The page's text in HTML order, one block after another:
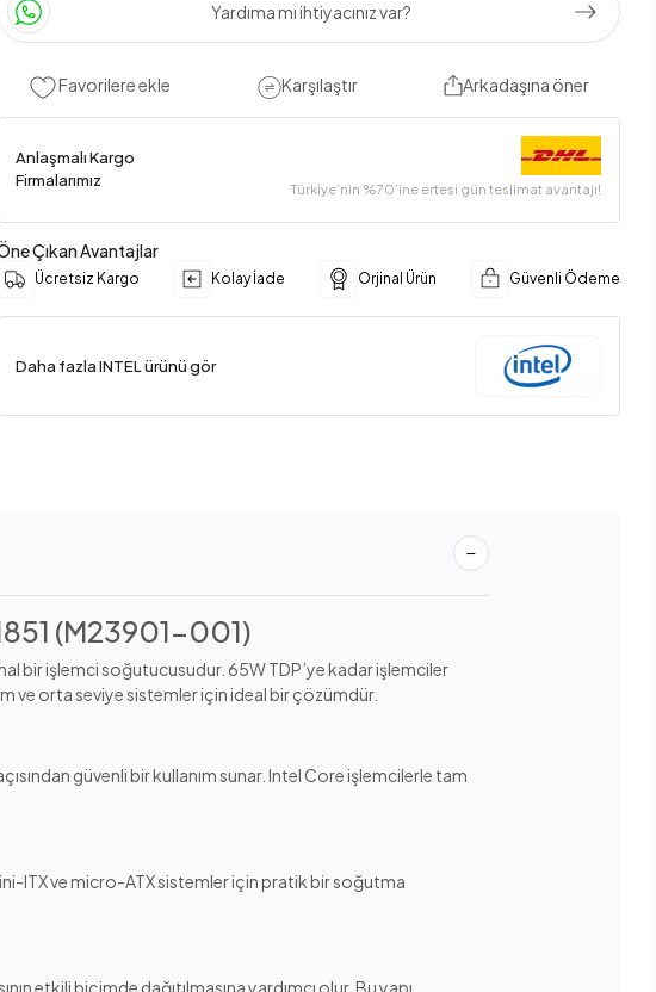
Yardıma mı ihtiyacınız var?
Favorilere ekle Karşılaştır Arkadaşına öner
Anlaşmalı Kargo
Firmalarımız
Türkiye’nin %70’ine ertesi gün teslimat avantajı!
Çıkan Avantajlar
Ücretsiz Kargo Kolay İade Orjinal Ürün Güvenli Ödeme
Daha fazla INTEL ürünü gör
(M23901-001)
bir işlemci soğutucusudur. 65W TDP’ye kadar işlemciler
ve orta seviye sistemler için ideal bir çözümdür.
güvenli bir kullanım sunar. Intel Core işlemcilerle tam
ITX ve micro-ATX sistemler için pratik bir soğutma
etkili biçimde dağıtılmasına yardımcı olur. Bu yapı,